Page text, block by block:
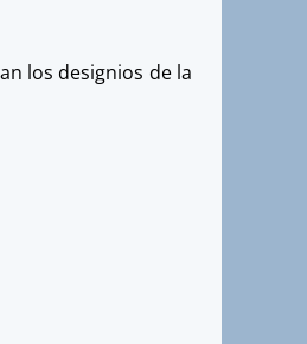
los designios de la